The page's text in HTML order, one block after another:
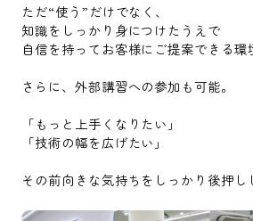
ただ“使う”だけでなく、
知識をしっかり身につけたうえで
自信を持ってお客様にご提案できる環
さらに、外部講習への参加も可能。
「もっと上手くなりたい」
「技術の幅を広げたい」
その前向きな気持ちをしっかり後押し